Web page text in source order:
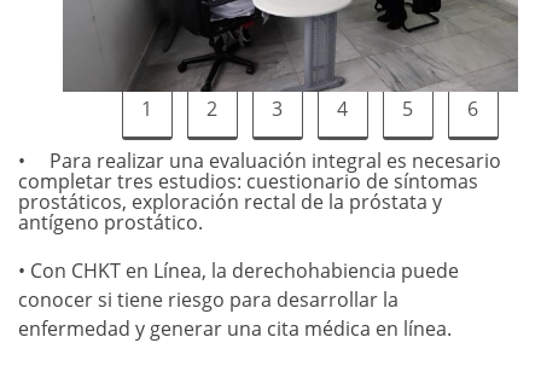
1 2 3 4 5
6
Para realizar una evaluación integral es necesario
completar tres estudios: cuestionario de síntomas
prostáticos, exploración rectal de la próstata y
antígeno prostático.
• Con CHKT en Línea, la derechohabiencia puede
conocer si tiene riesgo para desarrollar la
enfermedad y generar una cita médica en línea.